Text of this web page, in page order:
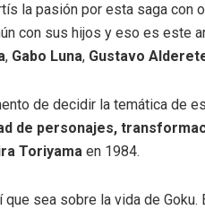
la pasión por esta saga con
con sus hijos y eso es este
, Gabo Luna, Gustavo
de decidir la temática de
de personajes,
Toriyama en 1984.
que sea sobre la vida de